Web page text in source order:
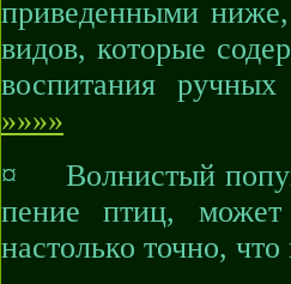
приведенными
видов, которые
воспитания
»»»»
¤ Волнистый
пение птиц, может
настолько точно,